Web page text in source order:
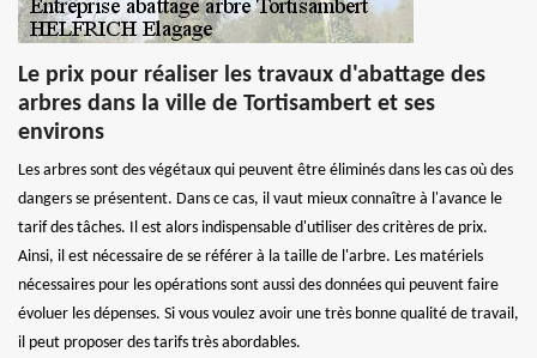
Le prix pour réaliser les travaux d'abattage des
arbres dans la ville de Tortisambert et ses
environs
Les arbres sont des végétaux qui peuvent être éliminés dans les cas où des
dangers se présentent. Dans ce cas, il vaut mieux connaître à l'avance le
tarif des tâches. Il est alors indispensable d'utiliser des critères de prix.
Ainsi, il est nécessaire de se référer à la taille de l'arbre. Les matériels
nécessaires pour les opérations sont aussi des données qui peuvent faire
évoluer les dépenses. Si vous voulez avoir une très bonne qualité de travail,
il peut proposer des tarifs très abordables.